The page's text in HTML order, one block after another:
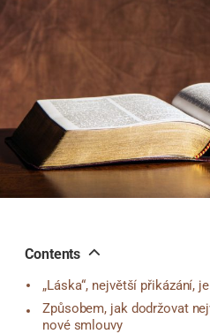
Contents
„Láska“, největší přikázání,
Způsobem, jak dodržovat
nové smlouvy